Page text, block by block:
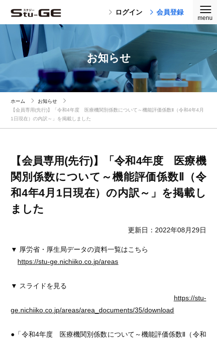
ログイン 会員登録
お知らせ
ホーム
お知らせ
【会員専用(先行)】「令和4年度 医療機関別係数について～機能評価係数Ⅱ（令和4年4月
1日現在）の内訳～」を掲載しました
【会員専用(先行)】「令和4年度 医療機
関別係数について～機能評価係数Ⅱ（令
和4年4月1日現在）の内訳～」を掲載し
ました
更新日：2022年08月29日
▼ 厚労省・厚生局データの資料一覧はこちら
https://stu-ge.nichiiko.co.jp/areas
▼ スライドを見る
https://stu-
ge.nichiiko.co.jp/areas/area_documents/35/download
●「令和4年度 医療機関別係数について～機能評価係数Ⅱ（令和